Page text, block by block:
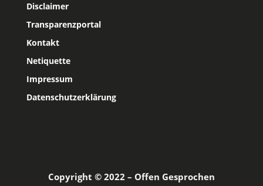
Disclaimer
Transparenzportal
Kontakt
Netiquette
Impressum
Datenschutzerklärung
Copyright © 2022 – Offen Gesprochen